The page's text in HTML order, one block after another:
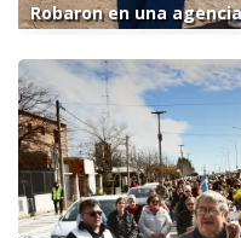
Robaron en una